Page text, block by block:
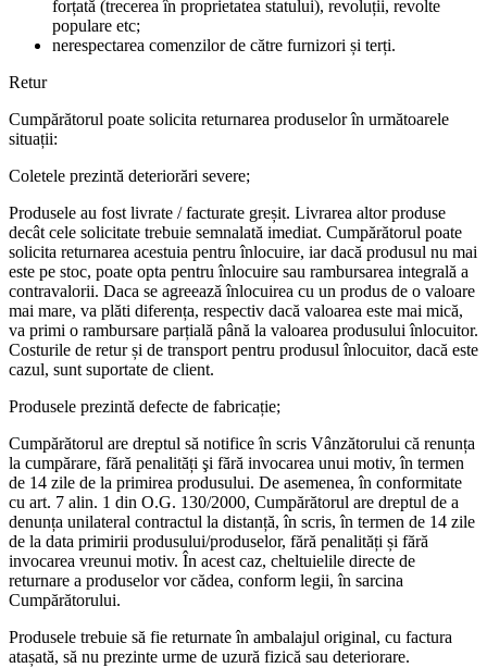
forțată (trecerea în proprietatea statului), revoluții, revolte
populare etc;
nerespectarea comenzilor de către furnizori și terți.
Retur
Cumpărătorul poate solicita returnarea produselor în următoarele
situații:
Coletele prezintă deteriorări severe;
Produsele au fost livrate / facturate greșit. Livrarea altor produse
decât cele solicitate trebuie semnalată imediat. Cumpărătorul poate
solicita returnarea acestuia pentru înlocuire, iar dacă produsul nu mai
este pe stoc, poate opta pentru înlocuire sau rambursarea integrală a
contravalorii. Daca se agreează înlocuirea cu un produs de o valoare
mai mare, va plăti diferența, respectiv dacă valoarea este mai mică,
va primi o rambursare parțială până la valoarea produsului înlocuitor.
Costurile de retur și de transport pentru produsul înlocuitor, dacă este
cazul, sunt suportate de client.
Produsele prezintă defecte de fabricație;
Cumpărătorul are dreptul să notifice în scris Vânzătorului că renunța
la cumpărare, fără penalități şi fără invocarea unui motiv, în termen
de 14 zile de la primirea produsului. De asemenea, în conformitate
cu art. 7 alin. 1 din O.G. 130/2000, Cumpărătorul are dreptul de a
denunța unilateral contractul la distanță, în scris, în termen de 14 zile
de la data primirii produsului/produselor, fără penalități și fără
invocarea vreunui motiv. În acest caz, cheltuielile directe de
returnare a produselor vor cădea, conform legii, în sarcina
Cumpărătorului.
Produsele trebuie să fie returnate în ambalajul original, cu factura
atașată, să nu prezinte urme de uzură fizică sau deteriorare.